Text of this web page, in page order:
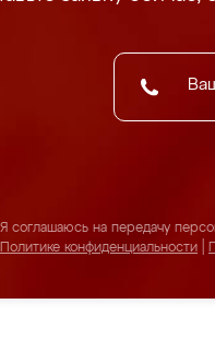
Я соглашаюсь на передачу
Политике конфиденциальности